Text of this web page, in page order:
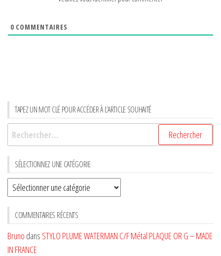
0 COMMENTAIRES
TAPEZ UN MOT CLÉ POUR ACCÉDER À L’ARTICLE SOUHAITÉ
Rechercher :
SÉLECTIONNEZ UNE CATÉGORIE
Sélectionnez
une
CATÉGORIE
COMMENTAIRES RÉCENTS
Bruno dans STYLO PLUME WATERMAN C/F Métal PLAQUE OR G – MADE
IN FRANCE